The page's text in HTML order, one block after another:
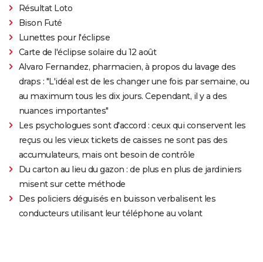
Résultat Loto
Bison Futé
Lunettes pour l'éclipse
Carte de l'éclipse solaire du 12 août
Alvaro Fernandez, pharmacien, à propos du lavage des
draps : "L'idéal est de les changer une fois par semaine, ou
au maximum tous les dix jours. Cependant, il y a des
nuances importantes"
Les psychologues sont d'accord : ceux qui conservent les
reçus ou les vieux tickets de caisses ne sont pas des
accumulateurs, mais ont besoin de contrôle
Du carton au lieu du gazon : de plus en plus de jardiniers
misent sur cette méthode
Des policiers déguisés en buisson verbalisent les
conducteurs utilisant leur téléphone au volant